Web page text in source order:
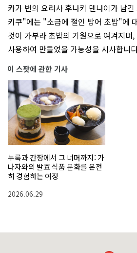
카가 번의 요리사 후나키 덴나이가 남
키쿠"에는 "소금에 절인 방어 초밥"에
것이 가부라 초밥의 기원으로 여겨지며
사용하여 만들었을 가능성을 시사합니
이 스팟에 관한 기사
누룩과 간장에서 그 너머까지: 가
나자와의 발효 식품 문화를 온전
히 경험하는 여정
2026.06.29